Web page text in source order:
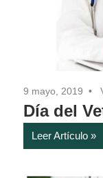
9 mayo, 2019
Día del
Leer Artículo